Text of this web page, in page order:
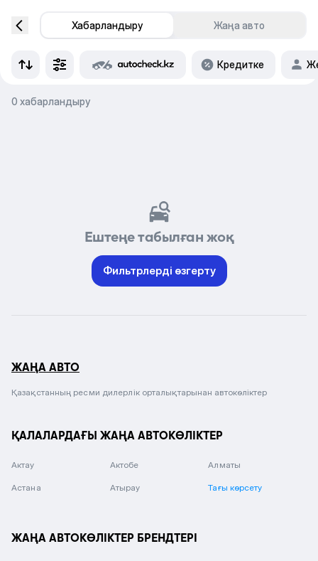
Хабарландыру Жаңа авто
Кредитке
0 хабарландыру
Ештеңе табылған жоқ
Фильтрлерді өзгерту
ЖАҢА АВТО
Қазақстанның ресми дилерлік орталықтарынан автокөліктер
ҚАЛАЛАРДАҒЫ ЖАҢА АВТОКӨЛІКТЕР
Актау Актобе Алматы
Астана Атырау Тағы көрсету
ЖАҢА АВТОКӨЛІКТЕР БРЕНДТЕРІ